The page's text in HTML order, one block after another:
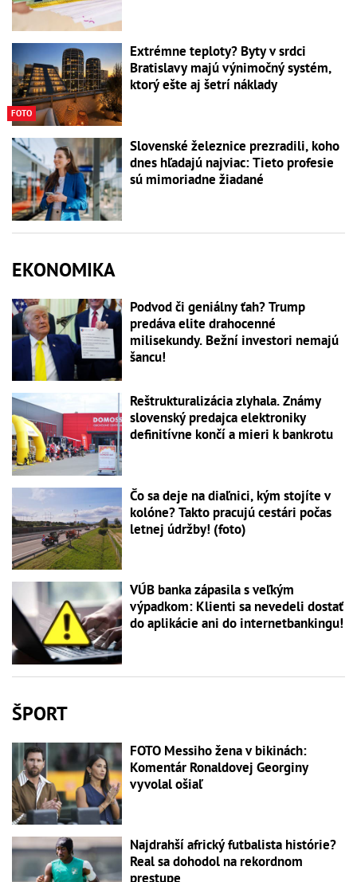
FOTO
Extrémne teploty? Byty v srdci
Bratislavy majú výnimočný systém,
ktorý ešte aj šetrí náklady
Slovenské železnice prezradili, koho
dnes hľadajú najviac: Tieto profesie
sú mimoriadne žiadané
EKONOMIKA
Podvod či geniálny ťah? Trump
predáva elite drahocenné
milisekundy. Bežní investori nemajú
šancu!
Reštrukturalizácia zlyhala. Známy
slovenský predajca elektroniky
definitívne končí a mieri k bankrotu
Čo sa deje na diaľnici, kým stojíte v
kolóne? Takto pracujú cestári počas
letnej údržby! (foto)
VÚB banka zápasila s veľkým
výpadkom: Klienti sa nevedeli dostať
do aplikácie ani do internetbankingu!
ŠPORT
FOTO Messiho žena v bikinách:
Komentár Ronaldovej Georginy
vyvolal ošiaľ
Najdrahší africký futbalista histórie?
Real sa dohodol na rekordnom
prestupe